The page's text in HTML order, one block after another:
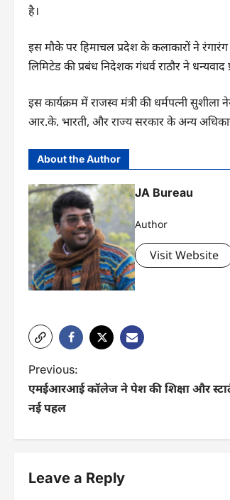
है।
इस मौके पर हिमाचल प्रदेश के कलाकारों ने
लिमिटेड की प्रबंध निदेशक गंधर्व राठौर ने धन्यवाद
इस कार्यक्रम में राजस्व मंत्री की धर्मपत्नी
आर.के. भारती, और राज्य सरकार के अन्य
About the Author
JA Bureau
Author
Visit Website
P
o
n
Previous:
एमईआरआई कॉलेज ने पेश की शिक्षा और
नई पहल
Leave a Reply